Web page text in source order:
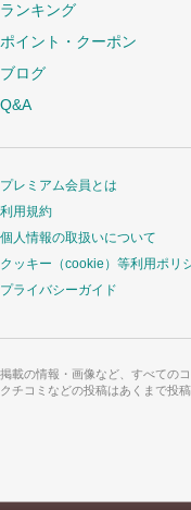
ランキング
ポイント・クーポン
ブログ
Q&A
プレミアム会員とは
利用規約
個人情報の取扱いについて
クッキー（cookie）等利用ポリ
プライバシーガイド
掲載の情報・画像など、すべての
クチコミなどの投稿はあくまで投